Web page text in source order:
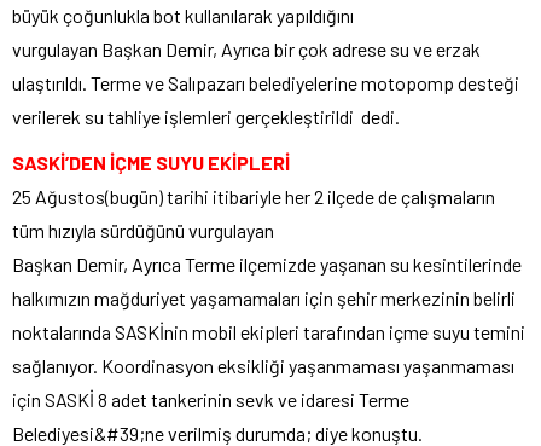
büyük çoğunlukla bot kullanılarak yapıldığını
vurgulayan Başkan Demir, Ayrıca bir çok adrese su ve erzak
ulaştırıldı. Terme ve Salıpazarı belediyelerine motopomp desteği
verilerek su tahliye işlemleri gerçekleştirildi dedi.
SASKİ’DEN İÇME SUYU EKİPLERİ
25 Ağustos(bugün) tarihi itibariyle her 2 ilçede de çalışmaların
tüm hızıyla sürdüğünü vurgulayan
Başkan Demir, Ayrıca Terme ilçemizde yaşanan su kesintilerinde
halkımızın mağduriyet yaşamamaları için şehir merkezinin belirli
noktalarında SASKİnin mobil ekipleri tarafından içme suyu temini
sağlanıyor. Koordinasyon eksikliği yaşanmaması yaşanmaması
için SASKİ 8 adet tankerinin sevk ve idaresi Terme
Belediyesi&#39;ne verilmiş durumda; diye konuştu.